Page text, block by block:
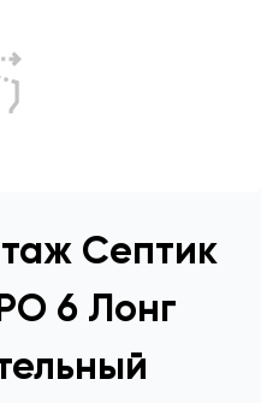
Септик
6 Лонг